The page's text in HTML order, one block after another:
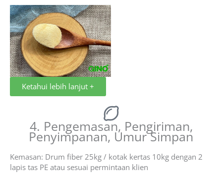
Ketahui lebih lanjut +
4. Pengemasan, Pengiriman,
Penyimpanan, Umur Simpan
Kemasan: Drum fiber 25kg / kotak kertas 10kg dengan 2
lapis tas PE atau sesuai permintaan klien